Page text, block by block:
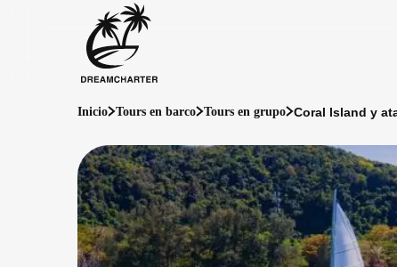
Inicio Tours en barco Tours en grupo Coral Island y